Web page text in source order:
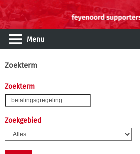
Menu
Zoekterm
Zoekterm
Zoekgebied